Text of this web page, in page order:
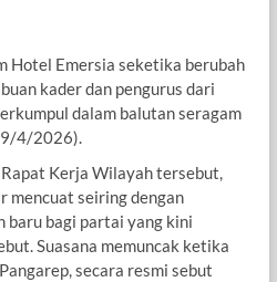
Hotel Emersia seketika berubah
kader dan pengurus dari
dalam balutan seragam
4/2026).
Kerja Wilayah tersebut,
mencuat seiring dengan
baru bagi partai yang kini
Suasana memuncak ketika
secara resmi sebut